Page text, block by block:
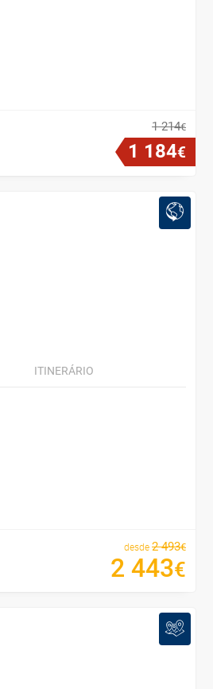
1 214€
1 184€
ITINERÁRIO
desde 2 493€
2 443€